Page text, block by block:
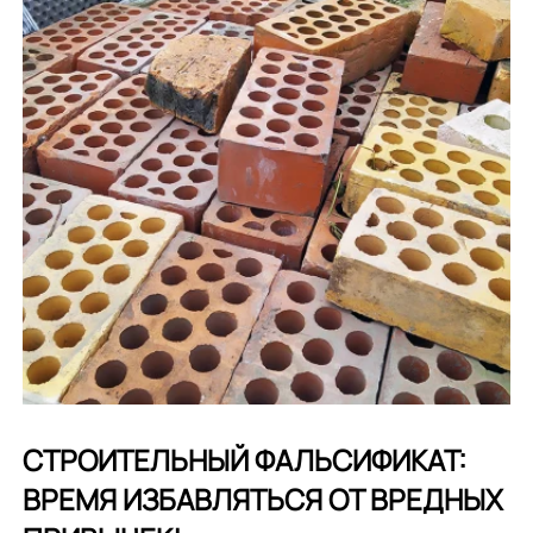
СТРОИТЕЛЬНЫЙ ФАЛЬСИФИКАТ:
ВРЕМЯ ИЗБАВЛЯТЬСЯ ОТ ВРЕДНЫХ